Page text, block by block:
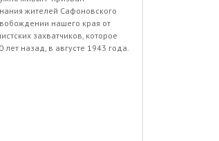
жителей Сафоновского
нашего края от
захватчиков, которое
назад, в августе 1943 года.